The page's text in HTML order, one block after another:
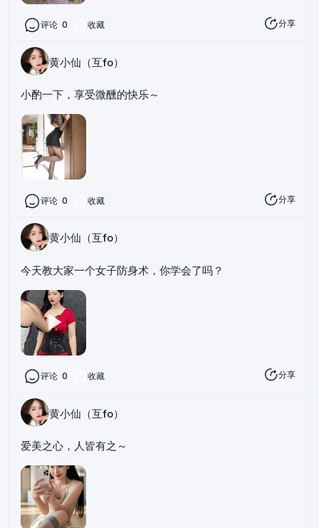
评论 0 收藏 分享
黄小仙（互fo）
小酌一下，享受微醺的快乐～
评论 0 收藏 分享
黄小仙（互fo）
今天教大家一个女子防身术，你学会了吗？
评论 0 收藏 分享
黄小仙（互fo）
爱美之心，人皆有之～